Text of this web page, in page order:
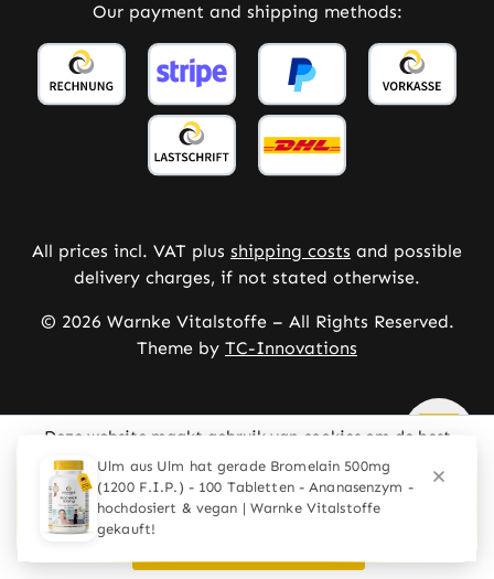
Our payment and shipping methods:
All prices incl. VAT plus shipping costs and possible
delivery charges, if not stated otherwise.
© 2026 Warnke Vitalstoffe – All Rights Reserved.
Theme by TC-Innovations
Deze website maakt gebruik van cookies om de best
mogelijke ervaring te biedenMeer informatie ...
Alleen technisch noodzakelijke
Configureren